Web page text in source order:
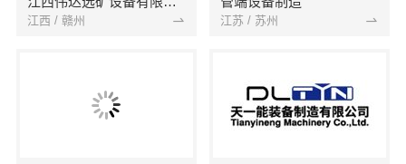
江西 / 赣州 江苏 / 苏州